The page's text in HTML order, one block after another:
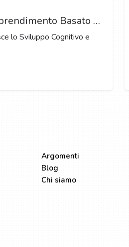
Il Ruolo dell'Apprendimento Basato sul Gioco nell'Educazione dell'Infanzia
lo Sviluppo Cognitivo e
Argomenti
Blog
Chi siamo